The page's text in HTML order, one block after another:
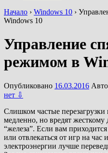
Начало › Windows 10 ›
Windows 10
Управление
режимом в
Опубликовано 16.03.2016
нет ⇩
Слишком частые
медленно, но вредят
“железа”. Если вам
или отвлекаться от игр на час
электроэнергии лучше